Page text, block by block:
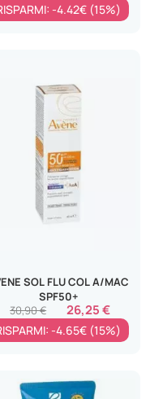
-4.42€ (15%)
SOL FLU COL A/MAC
SPF50+
26,25 €
30,90 €
-4.65€ (15%)